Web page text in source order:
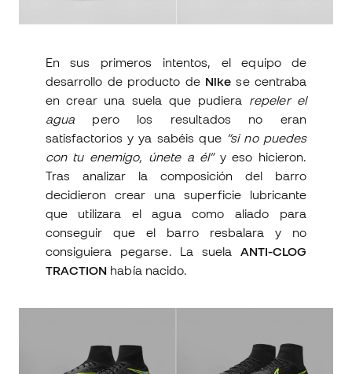
En sus primeros intentos, el equipo de
desarrollo de producto de Nike se centraba
en crear una suela que pudiera repeler el
aguapero los resultados no eran
satisfactorios y ya sabéis que “si no puedes
con tu enemigo, únete a él”y eso hicieron.
Tras analizar la composición del barro
decidieron crear una superficie lubricante
que utilizara el agua como aliado para
conseguir que el barro resbalara y no
consiguiera pegarse. La suela ANTI-CLOG
TRACTION había nacido.